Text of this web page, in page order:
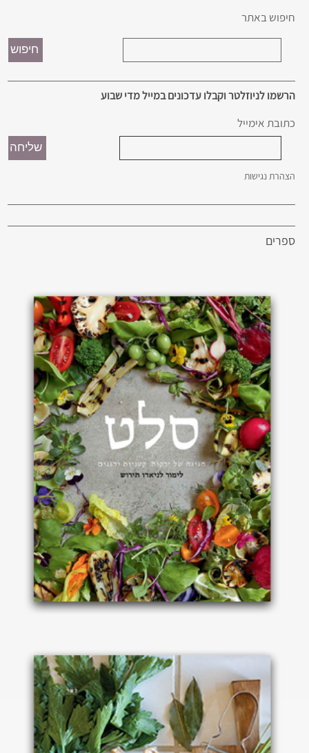
חיפוש באתר
הרשמו לניוזלטר וקבלו עדכונים במייל מדי שבוע
כתובת אימייל
הצהרת נגישות
ספרים